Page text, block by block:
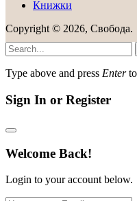
Книжки
Copyright © 2026, Свобода.
Type above and press Enterto
Sign In or Register
Welcome Back!
Login to your account below.